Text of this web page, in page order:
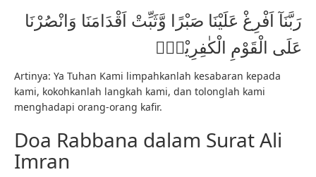
رَبَّنَآ اَفْرِغْ عَلَيْنَا صَبْرًا وَّثَبِّتْ اَقْدَامَنَا وَانْصُرْنَا
عَلَى الْقَوْمِ الْكٰفِرِيْنَۗ
Artinya: Ya Tuhan Kami limpahkanlah kesabaran kepada
kami, kokohkanlah langkah kami, dan tolonglah kami
menghadapi orang-orang kafir.
Doa Rabbana dalam Surat Ali
Imran